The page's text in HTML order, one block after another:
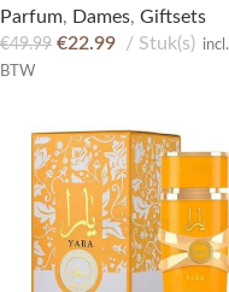
Parfum, Dames, Giftsets
€49.99 €22.99 Stuk(s) incl.
BTW